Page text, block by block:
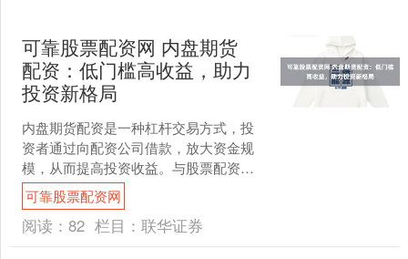
可靠股票配资网 内盘期货
配资：低门槛高收益，助力
投资新格局
内盘期货配资是一种杠杆交易方式，投
资者通过向配资公司借款，放大资金规
模，从而提高投资收益。与股票配资相
比可靠股票配资网，内盘期货配资具有
以下优势： * **正规....
可靠股票配资网
阅读： 82 栏目： 联华证券